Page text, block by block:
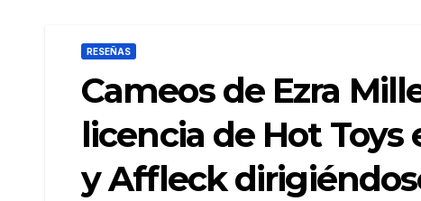
RESEÑAS
Cameos de Ezra
licencia de Hot Toys
y Affleck